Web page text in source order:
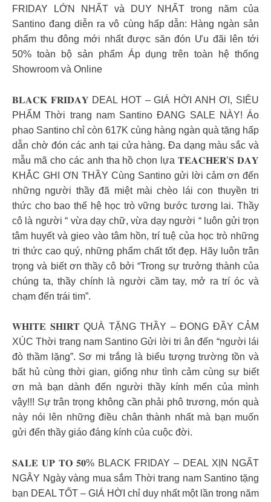
FRIDAY LỚN NHẤT và DUY NHẤT trong năm của
Santino đang diễn ra vô cùng hấp dẫn: Hàng ngàn sản
phẩm thu đông mới nhất được săn đón Ưu đãi lên tới
50% toàn bộ sản phẩm Áp dụng trên toàn hệ thống
Showroom và Online
𝐁𝐋𝐀𝐂𝐊 𝐅𝐑𝐈𝐃𝐀𝐘 DEAL HOT – GIÁ HỜI ANH ƠI, SIÊU
PHẨM Thời trang nam Santino ĐANG SALE NÀY! Áo
phao Santino chỉ còn 617K cùng hàng ngàn quà tặng hấp
dẫn chờ đón các anh tại cửa hàng. Đa dạng màu sắc và
mẫu mã cho các anh tha hồ chọn lựa 𝐓𝐄𝐀𝐂𝐇𝐄𝐑’𝐒 𝐃𝐀𝐘
KHẮC GHI ƠN THẦY Cùng Santino gửi lời cảm ơn đến
những người thầy đã miệt mài chèo lái con thuyền tri
thức cho bao thế hệ học trò vững bước tương lai. Thầy
cô là người “ vừa dạy chữ, vừa dạy người “ luôn gửi trọn
tâm huyết và gieo vào tâm hồn, trí tuệ của học trò những
tri thức cao quý, những phẩm chất tốt đẹp. Hãy luôn trân
trọng và biết ơn thầy cô bởi “Trong sự trưởng thành của
chúng ta, thầy chính là người cầm tay, mở ra trí óc và
chạm đến trái tim”.
𝐖𝐇𝐈𝐓𝐄 𝐒𝐇𝐈𝐑𝐓 QUÀ TẶNG THẦY – ĐONG ĐẦY CẢM
XÚC Thời trang nam Santino Gửi lời tri ân đến “người lái
đò thầm lặng”. Sơ mi trắng là biểu tượng trường tồn và
bất hủ cùng thời gian, giống như tình cảm cùng sự biết
ơn mà bạn dành đến người thầy kính mến của mình
vậy!!! Sự trân trọng không cần phải phô trương, món quà
này nói lên những điều chân thành nhất mà bạn muốn
gửi đến thầy giáo đáng kính của cuộc đời.
𝐒𝐀𝐋𝐄 𝐔𝐏 𝐓𝐎 𝟓𝟎% BLACK FRIDAY – DEAL XỊN NGẤT
NGÂY Ngày vàng mua sắm Thời trang nam Santino tặng
bạn DEAL TỐT – GIÁ HỜI chỉ duy nhất một lần trong năm